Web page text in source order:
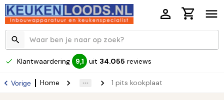
Klantwaardering 9,1 uit 34.055 reviews
Vorige Home 1 pits kookplaat